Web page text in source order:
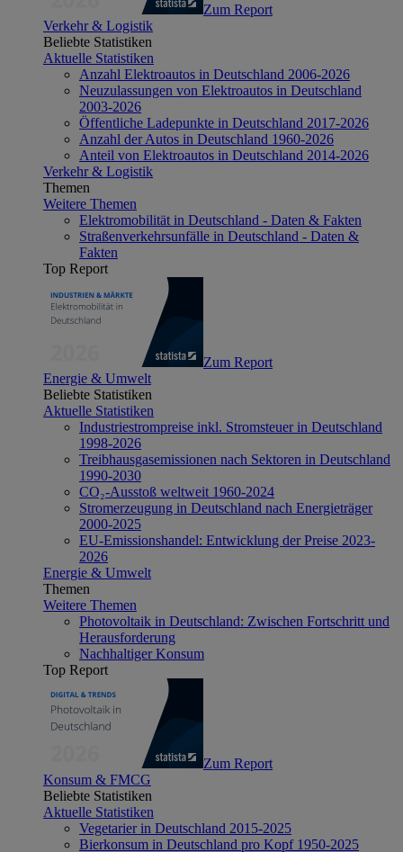
Zum Report
Verkehr & Logistik
Beliebte Statistiken
Aktuelle Statistiken
Anzahl Elektroautos in Deutschland 2006-2026
Neuzulassungen von Elektroautos in Deutschland
2003-2026
Öffentliche Ladepunkte in Deutschland 2017-2026
Anzahl der Autos in Deutschland 1960-2026
Anteil von Elektroautos in Deutschland 2014-2026
Verkehr & Logistik
Themen
Weitere Themen
Elektromobilität in Deutschland - Daten & Fakten
Straßenverkehrsunfälle in Deutschland - Daten &
Fakten
Top Report
Zum Report
Energie & Umwelt
Beliebte Statistiken
Aktuelle Statistiken
Industriestrompreise inkl. Stromsteuer in Deutschland
1998-2026
Treibhausgasemissionen nach Sektoren in Deutschland
1990-2030
CO₂-Ausstoß weltweit 1960-2024
Stromerzeugung in Deutschland nach Energieträger
2000-2025
EU-Emissionshandel: Entwicklung der Preise 2023-
2026
Energie & Umwelt
Themen
Weitere Themen
Photovoltaik in Deutschland: Zwischen Fortschritt und
Herausforderung
Nachhaltiger Konsum
Top Report
Zum Report
Konsum & FMCG
Beliebte Statistiken
Aktuelle Statistiken
Vegetarier in Deutschland 2015-2025
Bierkonsum in Deutschland pro Kopf 1950-2025